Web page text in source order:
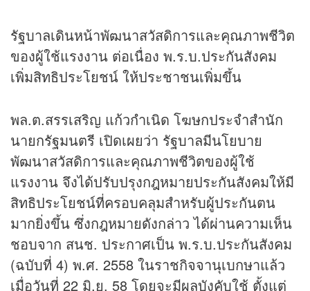
รัฐบาลเดินหน้าพัฒนาสวัสดิการและคุณภาพชีวิต
ของผู้ใช้แรงงาน ต่อเนื่อง พ.ร.บ.ประกันสังคม
เพิ่มสิทธิประโยชน์ ให้ประชาชนเพิ่มขึ้น
พล.ต.สรรเสริญ แก้วกำเนิด โฆษกประจำสำนัก
นายกรัฐมนตรี เปิดเผยว่า รัฐบาลมีนโยบาย
พัฒนาสวัสดิการและคุณภาพชีวิตของผู้ใช้
แรงงาน จึงได้ปรับปรุงกฎหมายประกันสังคมให้มี
สิทธิประโยชน์ที่ครอบคลุมสำหรับผู้ประกันตน
มากยิ่งขึ้น ซึ่งกฎหมายดังกล่าว ได้ผ่านความเห็น
ชอบจาก สนช. ประกาศเป็น พ.ร.บ.ประกันสังคม
(ฉบับที่ 4) พ.ศ. 2558 ในราชกิจจานุเบกษาแล้ว
เมื่อวันที่ 22 มิ.ย. 58 โดยจะมีผลบังคับใช้ ตั้งแต่